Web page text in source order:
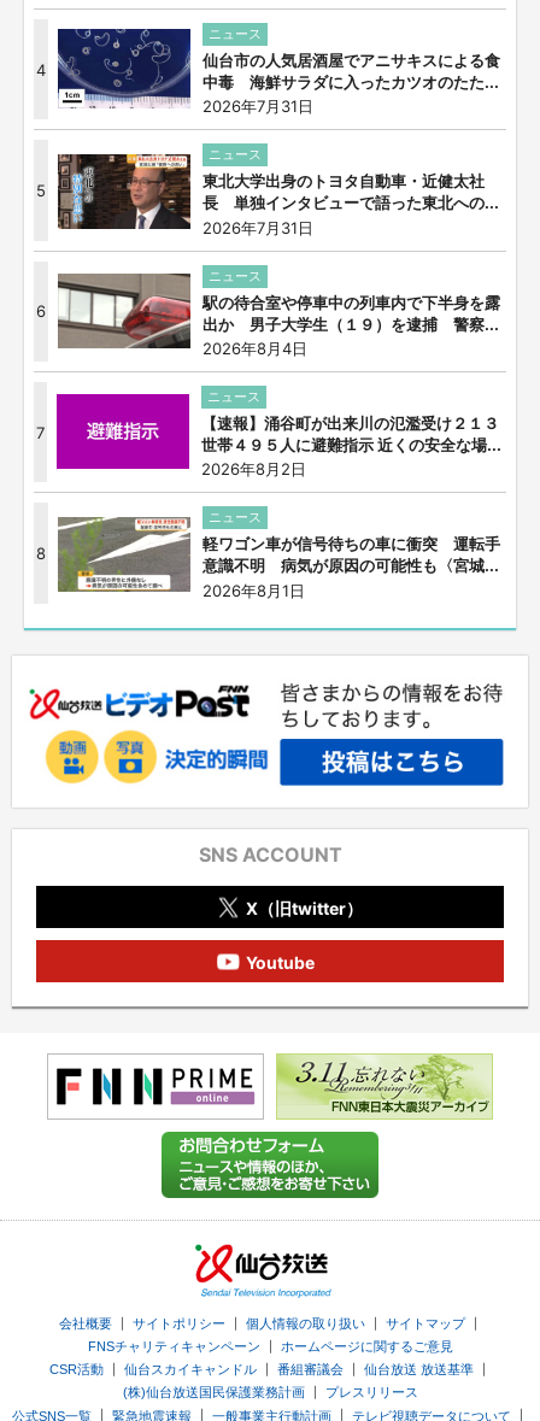
4
ニュース
仙台市の人気居酒屋でアニサキスによる食
中毒 海鮮サラダに入ったカツオのたた...
2026年7月31日
5
ニュース
東北大学出身のトヨタ自動車・近健太社
長 単独インタビューで語った東北への...
2026年7月31日
6
ニュース
駅の待合室や停車中の列車内で下半身を露
出か 男子大学生（１９）を逮捕 警察...
2026年8月4日
7
ニュース
【速報】涌谷町が出来川の氾濫受け２１３
世帯４９５人に避難指示 近くの安全な場...
2026年8月2日
8
ニュース
軽ワゴン車が信号待ちの車に衝突 運転手
意識不明 病気が原因の可能性も〈宮城...
2026年8月1日
SNS ACCOUNT
X（旧twitter）
Youtube
会社概要｜ サイトポリシー ｜ 個人情報の取り扱い｜ サイトマップ｜
FNSチャリティキャンペーン
ホームページに関するご意見
CSR活動
仙台スカイキャンドル 番組審議会 仙台放送 放送基準
(株)仙台放送国民保護業務計画｜
プレスリリース
公式SNS一覧
緊急地震速報 一般事業主行動計画 テレビ視聴データについて